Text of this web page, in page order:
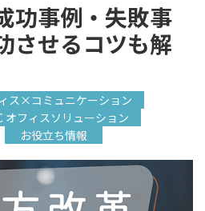
功事例・失敗事
させるコツも解
ス×コミュニケーション
オフィスソリューション
お役立ち情報